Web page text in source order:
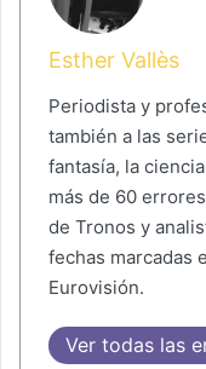
Esther Vallès
Periodista y
también a las
fantasía, la
más de 60
de Tronos y
fechas marcadas
Eurovisión.
Ver todas las